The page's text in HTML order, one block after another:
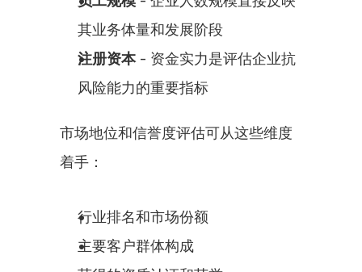
其业务体量和发展阶段
注册资本 - 资金实力是评估企业抗
风险能力的重要指标
市场地位和信誉度评估可从这些维度
着手：
行业排名和市场份额
主要客户群体构成